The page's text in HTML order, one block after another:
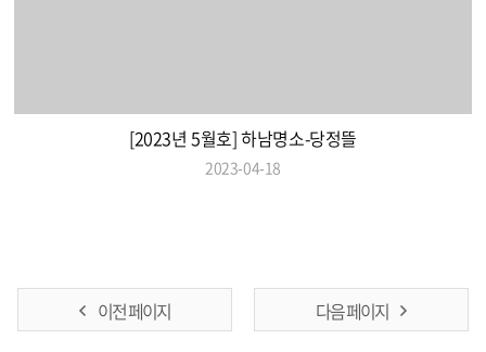
[2023년 5월호] 하남명소-당정뜰
2023-04-18
이전 페이지 다음 페이지